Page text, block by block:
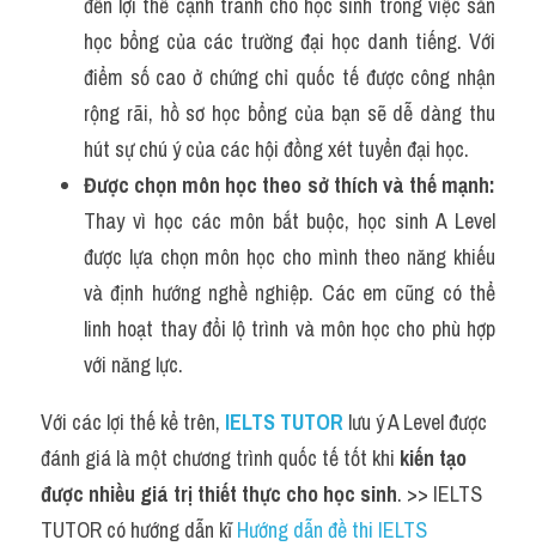
học bổng của các trường đại học danh tiếng. Với
điểm số cao ở chứng chỉ quốc tế được công nhận
rộng rãi, hồ sơ học bổng của bạn sẽ dễ dàng thu
hút sự chú ý của các hội đồng xét tuyển đại học.
Được chọn môn học theo sở thích và thế mạnh:
Thay vì học các môn bắt buộc, học sinh A Level
được lựa chọn môn học cho mình theo năng khiếu
và định hướng nghề nghiệp. Các em cũng có thể
linh hoạt thay đổi lộ trình và môn học cho phù hợp
với năng lực.
Với các lợi thế kể trên, IELTS TUTOR lưu ý A Level được
đánh giá là một chương trình quốc tế tốt khi kiến tạo
được nhiều giá trị thiết thực cho học sinh. >> IELTS
TUTOR có hướng dẫn kĩ Hướng dẫn đề thi IELTS